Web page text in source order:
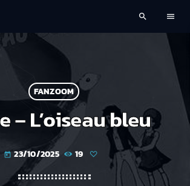
search menu
FANZOOM
– L’oiseau bleu
today 23/10/2025 19